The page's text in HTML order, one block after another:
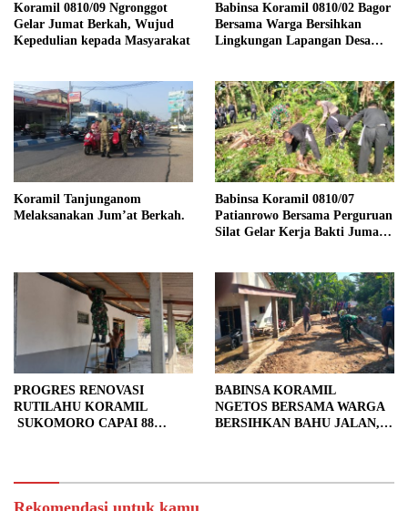
Koramil 0810/09 Ngronggot
Gelar Jumat Berkah, Wujud
Kepedulian kepada Masyarakat
Babinsa Koramil 0810/02 Bagor
Bersama Warga Bersihkan
Lingkungan Lapangan Desa
Koramil Tanjunganom
Melaksanakan Jum’at Berkah.
Babinsa Koramil 0810/07
Patianrowo Bersama Perguruan
Silat Gelar Kerja Bakti Jumat
PROGRES RENOVASI
RUTILAHU KORAMIL
SUKOMORO CAPAI 88
BABINSA KORAMIL
NGETOS BERSAMA WARGA
BERSIHKAN BAHU JALAN,
Rekomendasi untuk kamu